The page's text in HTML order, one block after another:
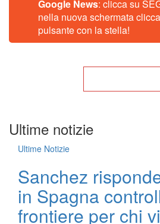
Google News: clicca su
nella nuova schermata
pulsante con la stella!
Ultime notizie
Ultime Notizie
Sanchez
in Spagna
frontiere per chi